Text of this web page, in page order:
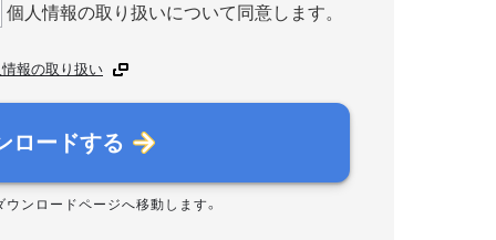
個人情報の取り扱いについて同意します。
報の取り扱い
ロードする
ウンロードページへ移動します。